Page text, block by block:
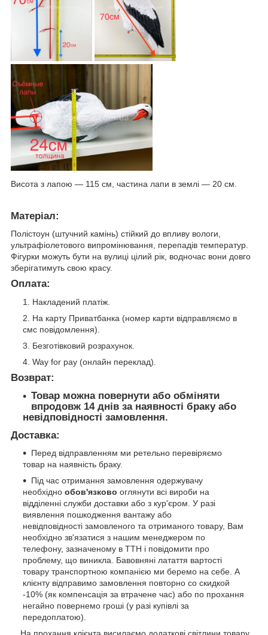
Висота з лапою — 115 см, частина лапи в землі — 20 см.
Матеріал:
Полістоун (штучний камінь) стійкий до впливу вологи,
ультрафіолетового випромінювання, перепадів температур.
Фігурки можуть бути на вулиці цілий рік, водночас вони довго
зберігатимуть свою красу.
Оплата:
Накладений платіж.
На карту Приватбанка (номер карти відправляємо в
смс повідомлення).
Безготівковий розрахунок.
Way for pay (онлайн переклад).
Возврат:
Товар можна повернути або обміняти
впродовж 14 днів за наявності браку або
невідповідності замовлення.
Доставка:
Перед відправленням ми ретельно перевіряємо
товар на наявність браку.
Під час отримання замовлення одержувачу
необхідно обов'язково оглянути всі вироби на
відділенні служби доставки або з кур'єром. У разі
виявлення пошкодження вантажу або
невідповідності замовленого та отриманого товару, Вам
необхідно зв'язатися з нашим менеджером по
телефону, зазначеному в ТТН і повідомити про
проблему, що виникла. Бавовняні латаття вартості
товару транспортною компанією ми беремо на себе. А
клієнту відправимо замовлення повторно со скидкой
-10% (як компенсація за втрачене час) або по прохання
негайно повернемо гроші (у разі купівлі за
передоплатою).